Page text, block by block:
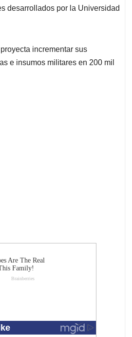
desarrollados por la Universidad
incrementar sus
e insumos militares en 200 mil